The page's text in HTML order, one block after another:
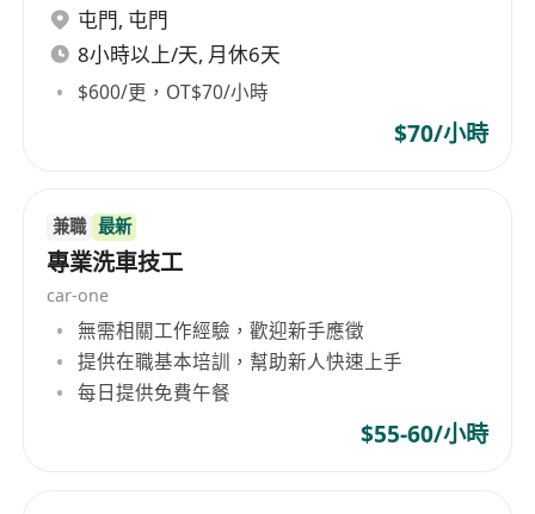
屯門, 屯門
8小時以上/天, 月休6天
$600/更，OT$70/小時
$70/小時
兼職 最新
專業洗車技工
car-one
無需相關工作經驗，歡迎新手應徵
提供在職基本培訓，幫助新人快速上手
每日提供免費午餐
$55-60/小時